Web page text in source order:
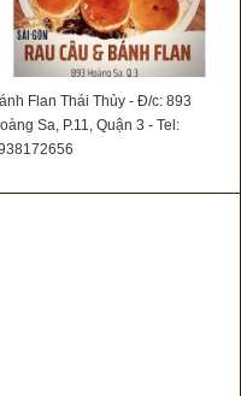
Flan Thái Thủy - Đ/c: 893
Sa, P.11, Quận 3 - Tel: